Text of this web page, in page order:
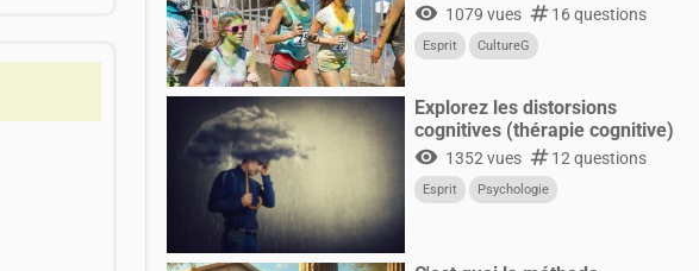
visibility 1079 vues numbers16 questions
Esprit CultureG
Explorez les distorsions
cognitives (thérapie cognitive)
visibility 1352 vues numbers12 questions
Esprit Psychologie